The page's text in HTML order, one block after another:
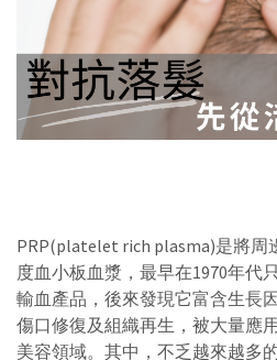
PRP(platelet rich plasma)是將周
度血小板血漿，最早在1970年代
輸血產品，後來發現它富含生長
傷口修復及組織再生，被大量應
美容領域。其中，不乏越來越多